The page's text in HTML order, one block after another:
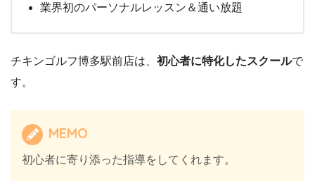
業界初のパーソナルレッスン＆通い放題
チキンゴルフ博多駅前店は、 初心者に特化したスクールで
す。
MEMO
初心者に寄り添った指導をしてくれます。